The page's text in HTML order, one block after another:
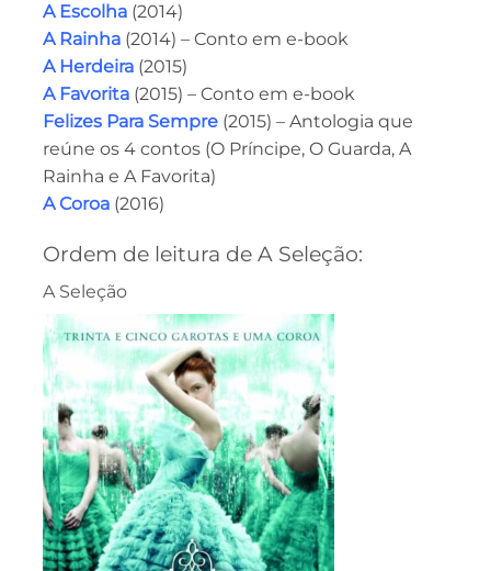
A Escolha (2014)
A Rainha (2014) – Conto em e-book
A Herdeira (2015)
A Favorita (2015) – Conto em e-book
Felizes Para Sempre (2015) – Antologia que
reúne os 4 contos (O Príncipe, O Guarda, A
Rainha e A Favorita)
A Coroa (2016)
Ordem de leitura de A Seleção:
A Seleção